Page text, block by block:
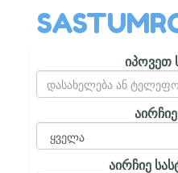
იპოვეთ
აირჩიე